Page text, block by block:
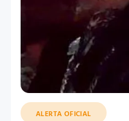
ALERTA OFICIAL